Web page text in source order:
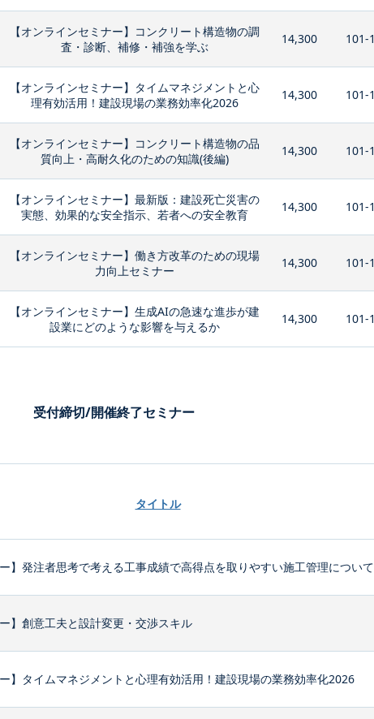
【オンラインセミナー】コンクリート構造物の調
査・診断、補修・補強を学ぶ
14,300 101-1
【オンラインセミナー】タイムマネジメントと心
理有効活用！建設現場の業務効率化2026
14,300 101-1
【オンラインセミナー】コンクリート構造物の品
質向上・高耐久化のための知識(後編)
14,300 101-1
【オンラインセミナー】最新版：建設死亡災害の
実態、効果的な安全指示、若者への安全教育
14,300 101-1
【オンラインセミナー】働き方改革のための現場
力向上セミナー
14,300 101-1
【オンラインセミナー】生成AIの急速な進歩が建
設業にどのような影響を与えるか
14,300 101-1
受付締切/開催終了セミナー
タイトル
】発注者思考で考える工事成績で高得点を取りやすい施工管理について
】創意工夫と設計変更・交渉スキル
ー】タイムマネジメントと心理有効活用！建設現場の業務効率化2026